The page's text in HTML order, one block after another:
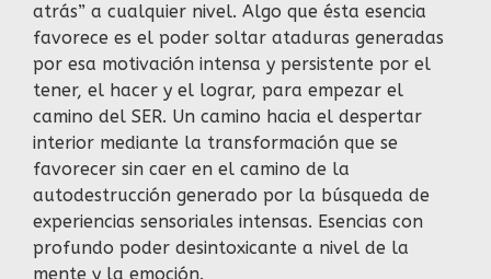
atrás” a cualquier nivel. Algo que ésta esencia
favorece es el poder soltar ataduras generadas
por esa motivación intensa y persistente por el
tener, el hacer y el lograr, para empezar el
camino del SER. Un camino hacia el despertar
interior mediante la transformación que se
favorecer sin caer en el camino de la
autodestrucción generado por la búsqueda de
experiencias sensoriales intensas. Esencias con
profundo poder desintoxicante a nivel de la
mente y la emoción.